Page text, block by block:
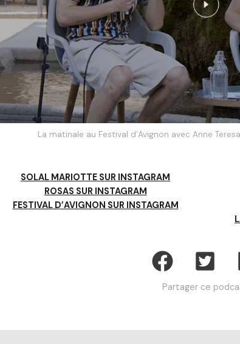
La matinale au Festival d’Avignon avec Anne
SOLAL MARIOTTE SUR INSTAGRAM
ROSAS SUR INSTAGRAM
FESTIVAL D’AVIGNON SUR INSTAGRAM
Partager ce